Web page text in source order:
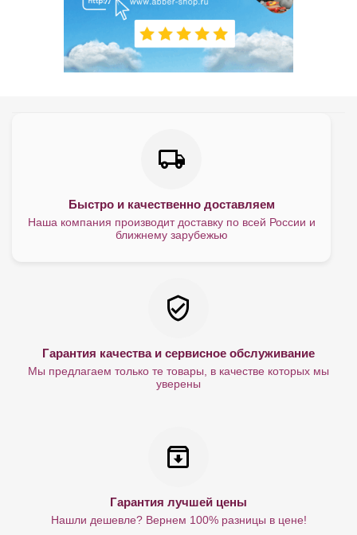
Быстро и качественно доставляем
Наша компания производит доставку по всей России и
ближнему зарубежью
Гарантия качества и сервисное обслуживание
Мы предлагаем только те товары, в качестве которых мы
уверены
Гарантия лучшей цены
Нашли дешевле? Вернем 100% разницы в цене!